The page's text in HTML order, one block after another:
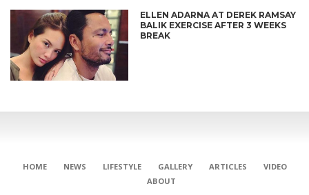
ELLEN ADARNA AT DEREK RAMSAY
BALIK EXERCISE AFTER 3 WEEKS
BREAK
HOME NEWS LIFESTYLE GALLERY ARTICLES
VIDEO
ABOUT